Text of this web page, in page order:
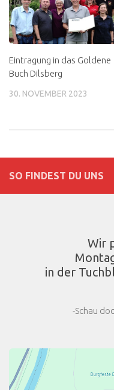
Eintragung in das Goldene
Buch Dilsberg
30. NOVEMBER 2023
SO FINDEST DU UNS
Wir
in der
-Schau